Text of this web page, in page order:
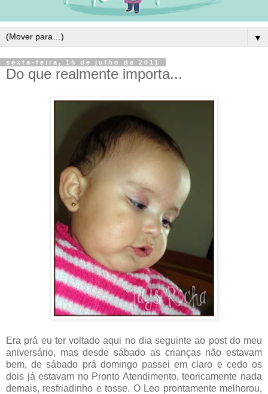
▼
sexta-feira, 15 de julho de 2011
Do que realmente importa...
Era prá eu ter voltado aqui no dia seguinte ao post do meu
aniversário, mas desde sábado as crianças não estavam
bem, de sábado prá domingo passei em claro e cedo os
dois já estavam no Pronto Atendimento, teoricamente nada
demais, resfriadinho e tosse. O Leo prontamente melhorou,